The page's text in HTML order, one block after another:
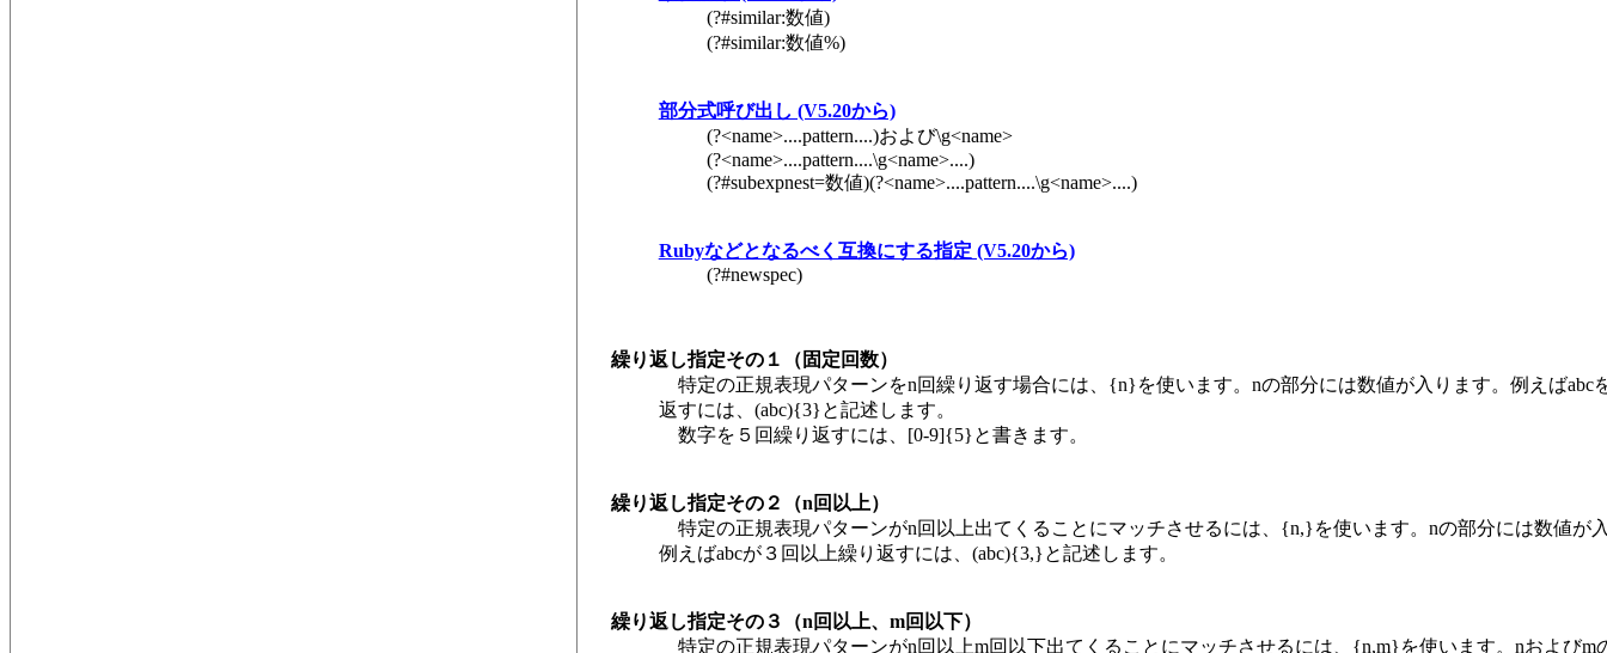
(?#similar:数値)
(?#similar:数値%)
部分式呼び出し (V5.20から)
(?<name>....pattern....)および\g<name>
(?<name>....pattern....\g<name>....)
(?#subexpnest=数値)(?<name>....pattern....\g<name>....)
Rubyなどとなるべく互換にする指定 (V5.20から)
(?#newspec)
繰り返し指定その１（固定回数）
特定の正規表現パターンをn回繰り返す場合には、{n}を使います。nの部分には数値が入ります。例えばabc
返すには、(abc){3}と記述します。
数字を５回繰り返すには、[0-9]{5}と書きます。
繰り返し指定その２（n回以上）
特定の正規表現パターンがn回以上出てくることにマッチさせるには、{n,}を使います。nの部分には数値が
例えばabcが３回以上繰り返すには、(abc){3,}と記述します。
繰り返し指定その３（n回以上、m回以下）
特定の正規表現パターンがn回以上m回以下出てくることにマッチさせるには、{n,m}を使います。nおよびm